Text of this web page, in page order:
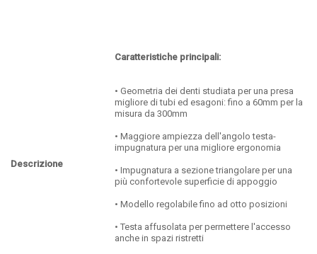
Descrizione
Caratteristiche principali:
• Geometria dei denti studiata per una presa
migliore di tubi ed esagoni: fino a 60mm per la
misura da 300mm
• Maggiore ampiezza dell'angolo testa-
impugnatura per una migliore ergonomia
• Impugnatura a sezione triangolare per una
più confortevole superficie di appoggio
• Modello regolabile fino ad otto posizioni
• Testa affusolata per permettere l'accesso
anche in spazi ristretti